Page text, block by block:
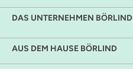
DAS UNTERNEHMEN BÖRLIND
AUS DEM HAUSE BÖRLIND